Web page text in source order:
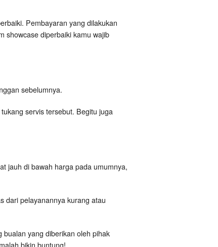
Pembayaran yang dilakukan
showcase diperbaiki kamu wajib
sebelumnya.
servis tersebut. Begitu juga
jauh di bawah harga pada umumnya,
dari pelayanannya kurang atau
yang diberikan oleh pihak
bikin buntung!